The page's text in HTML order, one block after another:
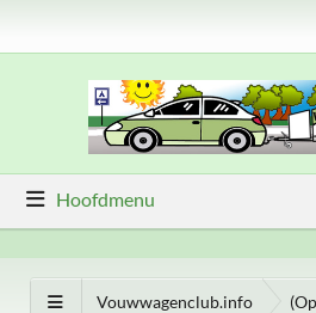
Hoofdmenu
Vouwwagenclub.info